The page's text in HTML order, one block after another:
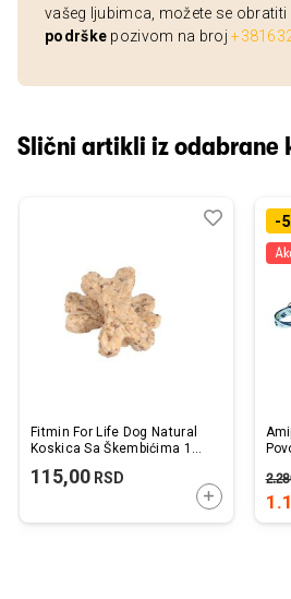
vašeg ljubimca, možete se obratiti
podrške pozivom na broj
Slični artikli iz odabrane
Fitmin For Life Dog Natural
Koskica Sa Škembićima 1
115,00 RSD
DODAJTE U
Dodaj
Uporedi-